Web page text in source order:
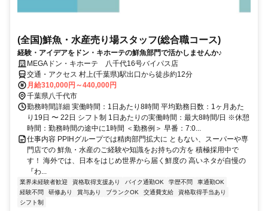
(全国)鮮魚・水産売り場スタッフ(総合職コース)
経験・アイデアをドン・キホーテの鮮魚部門で活かしませんか♪
MEGAドン・キホーテ 八千代16号バイパス店
交通・アクセス 村上(千葉県)駅出口から徒歩約12分
月給310,000円～440,000円
千葉県八千代市
勤務時間詳細 実働時間：1日あたり8時間 平均勤務日数：1ヶ月あた
り19日 〜 22日 シフト制 1日あたりの実働時間：最大8時間/日 ※休憩
時間：勤務時間の途中に1時間 ＜勤務例＞ 早番：7:0...
仕事内容 PPIHグループでは精肉部門拡大に ともない、スーパーや専
門店での 鮮魚・水産のご経験や知識をお持ちの方を 積極採用中で
す！ 海外では、日本をはじめ世界から届く鮮度の 高いネタが自慢の
『わ...
業界未経験者歓迎 資格取得支援あり バイク通勤OK 学歴不問
車通勤OK
経験不問
研修あり 賞与あり ブランクOK 交通費支給
資格取得手当あり
シフト制